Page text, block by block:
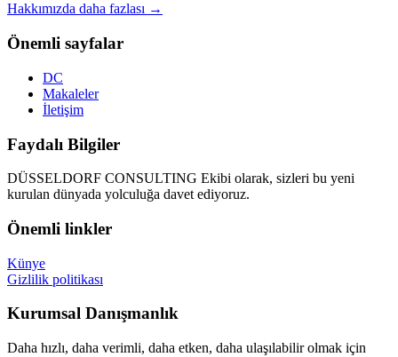
Hakkımızda daha fazlası →
Önemli sayfalar
DC
Makaleler
İletişim
Faydalı Bilgiler
DÜSSELDORF CONSULTING Ekibi olarak, sizleri bu yeni
kurulan dünyada yolculuğa davet ediyoruz.
Önemli linkler
Künye
Gizlilik politikası
Kurumsal Danışmanlık
Daha hızlı, daha verimli, daha etken, daha ulaşılabilir olmak için